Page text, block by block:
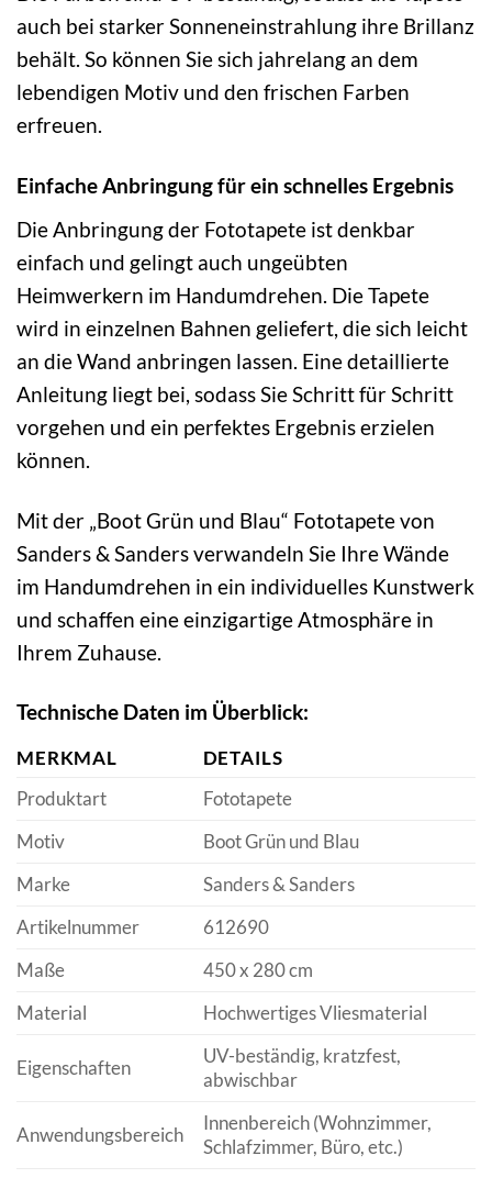
auch bei starker Sonneneinstrahlung ihre Brillanz
behält. So können Sie sich jahrelang an dem
lebendigen Motiv und den frischen Farben
erfreuen.
Einfache Anbringung für ein schnelles Ergebnis
Die Anbringung der Fototapete ist denkbar
einfach und gelingt auch ungeübten
Heimwerkern im Handumdrehen. Die Tapete
wird in einzelnen Bahnen geliefert, die sich leicht
an die Wand anbringen lassen. Eine detaillierte
Anleitung liegt bei, sodass Sie Schritt für Schritt
vorgehen und ein perfektes Ergebnis erzielen
können.
Mit der „Boot Grün und Blau“ Fototapete von
Sanders & Sanders verwandeln Sie Ihre Wände
im Handumdrehen in ein individuelles Kunstwerk
und schaffen eine einzigartige Atmosphäre in
Ihrem Zuhause.
Technische Daten im Überblick:
MERKMAL
DETAILS
Produktart
Fototapete
Motiv
Boot Grün und Blau
Marke
Sanders & Sanders
Artikelnummer
612690
Maße
450 x 280 cm
Material
Hochwertiges Vliesmaterial
Eigenschaften
UV-beständig, kratzfest,
abwischbar
Anwendungsbereich
Innenbereich (Wohnzimmer,
Schlafzimmer, Büro, etc.)